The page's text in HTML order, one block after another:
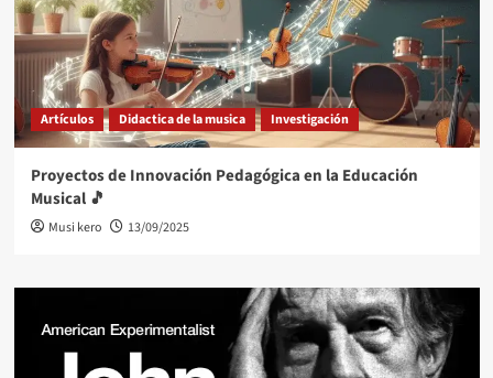
Artículos Didactica de la musica Investigación
Proyectos de Innovación Pedagógica en la Educación
Musical 🎵
Musi kero 13/09/2025